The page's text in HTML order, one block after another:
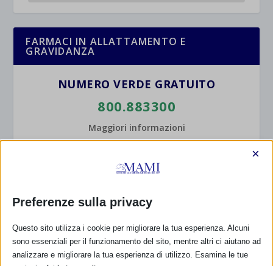
FARMACI IN ALLATTAMENTO E
GRAVIDANZA
NUMERO VERDE GRATUITO
800.883300
Maggiori informazioni
RIMANI AGGIORNATO
... oppure inserisci i tuoi dati:
Nome:
Preferenze sulla privacy
×
Questo sito utilizza i cookie per migliorare la tua esperienza. Alcuni
sono essenziali per il funzionamento del sito, mentre altri ci aiutano ad
analizzare e migliorare la tua esperienza di utilizzo. Esamina le tue